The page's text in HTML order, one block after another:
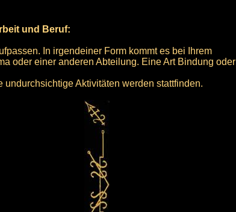
und Beruf:
In irgendeiner Form kommt es bei Ihrem
oder einer anderen Abteilung. Eine Art Bindung oder
Aktivitäten werden stattfinden.